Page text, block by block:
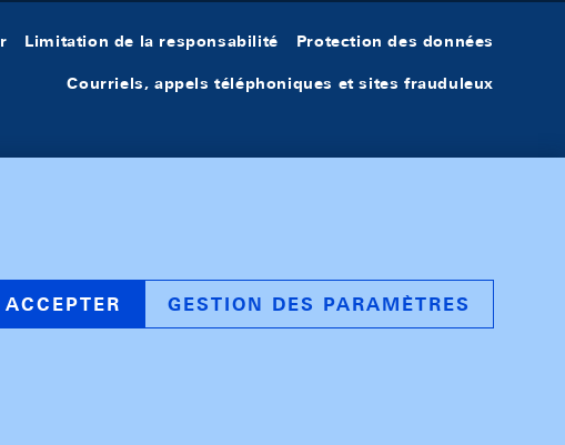
Limitation de la responsabilité Protection des données
Courriels, appels téléphoniques et sites frauduleux
ACCEPTER GESTION DES PARAMÈTRES